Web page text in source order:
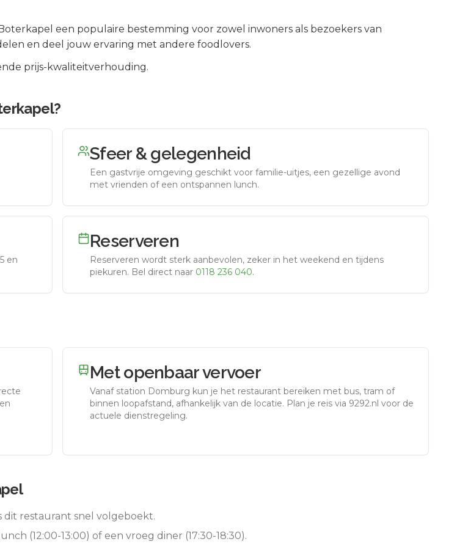
een populaire bestemming voor zowel inwoners als bezoekers van
en deel jouw ervaring met andere foodlovers.
prijs-kwaliteitverhouding.
?
Sfeer & gelegenheid
Een gastvrije omgeving geschikt voor familie-uitjes, een gezellige avond
met vrienden of een ontspannen lunch.
en
Reserveren
Reserveren wordt sterk aanbevolen, zeker in het weekend en tijdens
piekuren. Bel direct naar 0118 236 040.
Met openbaar vervoer
Vanaf station Domburg kun je het restaurant bereiken met bus, tram of
binnen loopafstand, afhankelijk van de locatie. Plan je reis via 9292.nl voor de
actuele dienstregeling.
dit restaurant snel volgeboekt.
(12:00-13:00) of een vroeg diner (17:30-18:30).